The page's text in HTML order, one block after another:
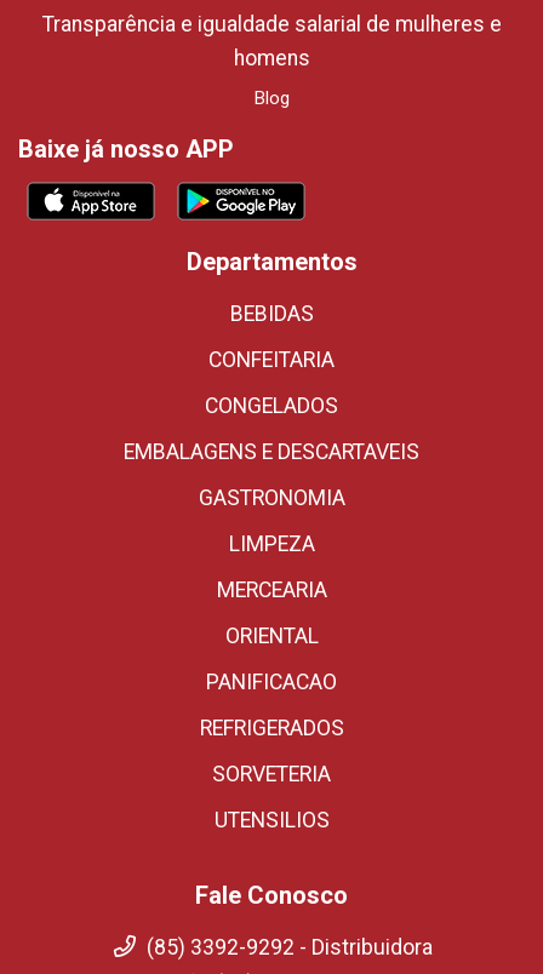
Transparência e igualdade salarial de mulheres e
homens
Blog
Baixe já nosso APP
Departamentos
BEBIDAS
CONFEITARIA
CONGELADOS
EMBALAGENS E DESCARTAVEIS
GASTRONOMIA
LIMPEZA
MERCEARIA
ORIENTAL
PANIFICACAO
REFRIGERADOS
SORVETERIA
UTENSILIOS
Fale Conosco
(85) 3392-9292 - Distribuidora